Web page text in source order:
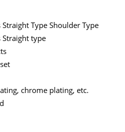
Type Shoulder Type
type
chrome plating, etc.